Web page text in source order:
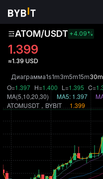
ATOM/USDT +4.09%
1.399
≈1.39 USD
Диаграмма1s1m3m5m15m30m